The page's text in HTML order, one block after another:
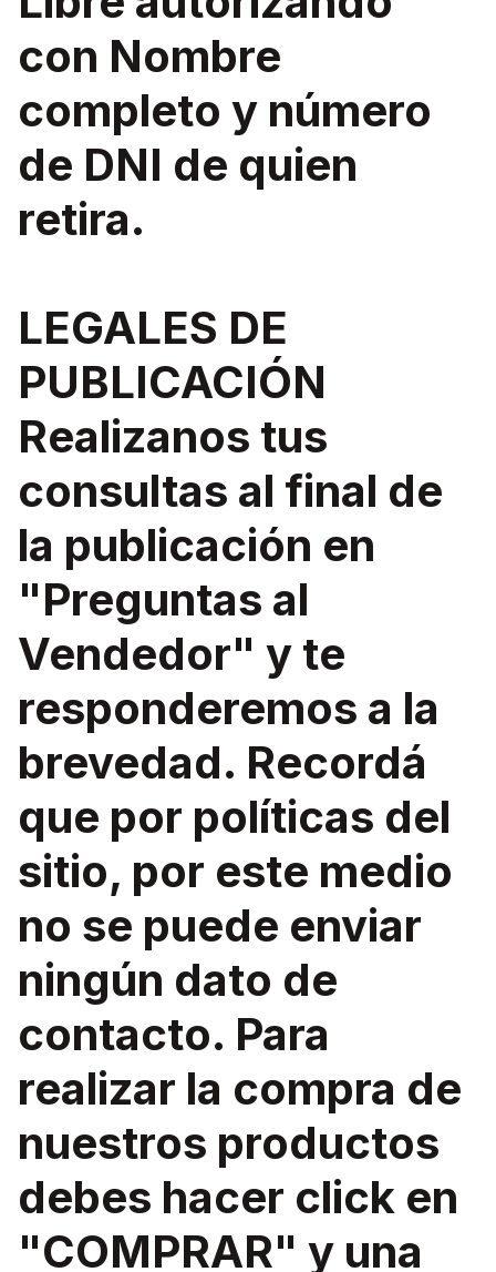
con Nombre
completo y número
de DNI de quien
retira.
LEGALES DE
PUBLICACIÓN
Realizanos tus
consultas al final de
la publicación en
"Preguntas al
Vendedor" y te
responderemos a la
brevedad. Recordá
que por políticas del
sitio, por este medio
no se puede enviar
ningún dato de
contacto. Para
realizar la compra de
nuestros productos
debes hacer click en
"COMPRAR" y una